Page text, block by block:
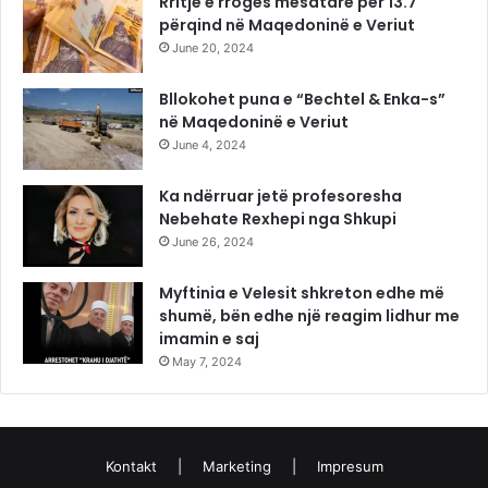
përqind në Maqedoninë e Veriut
June 20, 2024
Bllokohet puna e “Bechtel & Enka-s”
në Maqedoninë e Veriut
June 4, 2024
Ka ndërruar jetë profesoresha
Nebehate Rexhepi nga Shkupi
June 26, 2024
Myftinia e Velesit shkreton edhe më
shumë, bën edhe një reagim lidhur me
imamin e saj
May 7, 2024
Kontakt Marketing Impresum